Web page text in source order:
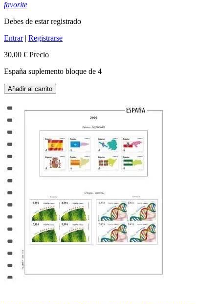
favorite
Debes de estar registrado
Entrar| Registrarse
30,00 € Precio
España suplemento bloque de 4
Añadir al carrito